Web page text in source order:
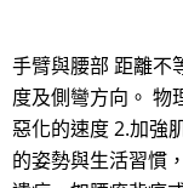
手臂與腰部 距離不
度及側彎方向。 物
惡化的速度 2.加強
的姿勢與生活習慣